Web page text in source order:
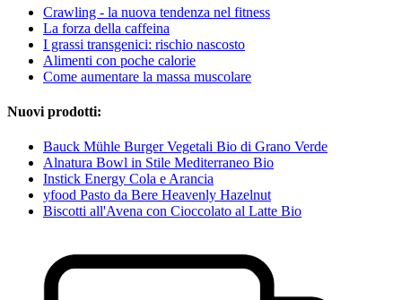
Crawling - la nuova tendenza nel fitness
La forza della caffeina
I grassi transgenici: rischio nascosto
Alimenti con poche calorie
Come aumentare la massa muscolare
Nuovi prodotti:
Bauck Mühle Burger Vegetali Bio di Grano Verde
Alnatura Bowl in Stile Mediterraneo Bio
Instick Energy Cola e Arancia
yfood Pasto da Bere Heavenly Hazelnut
Biscotti all'Avena con Cioccolato al Latte Bio